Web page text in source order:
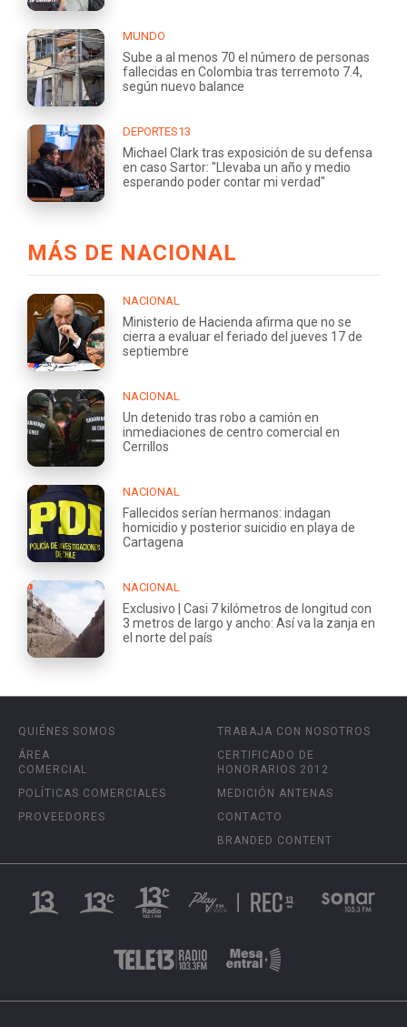
MUNDO
Sube a al menos 70 el número de personas
fallecidas en Colombia tras terremoto 7.4,
según nuevo balance
DEPORTES13
Michael Clark tras exposición de su defensa
en caso Sartor: "Llevaba un año y medio
esperando poder contar mi verdad"
MÁS DE NACIONAL
NACIONAL
Ministerio de Hacienda afirma que no se
cierra a evaluar el feriado del jueves 17 de
septiembre
NACIONAL
Un detenido tras robo a camión en
inmediaciones de centro comercial en
Cerrillos
NACIONAL
Fallecidos serían hermanos: indagan
homicidio y posterior suicidio en playa de
Cartagena
NACIONAL
Exclusivo | Casi 7 kilómetros de longitud con
3 metros de largo y ancho: Así va la zanja en
el norte del país
QUIÉNES SOMOS
ÁREA
COMERCIAL
POLÍTICAS COMERCIALES
PROVEEDORES
TRABAJA CON NOSOTROS
CERTIFICADO DE
HONORARIOS 2012
MEDICIÓN ANTENAS
CONTACTO
BRANDED CONTENT